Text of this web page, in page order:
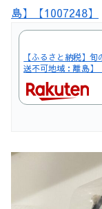
島】【1007248】
【ふるさと納税】
送不可地域：離島】